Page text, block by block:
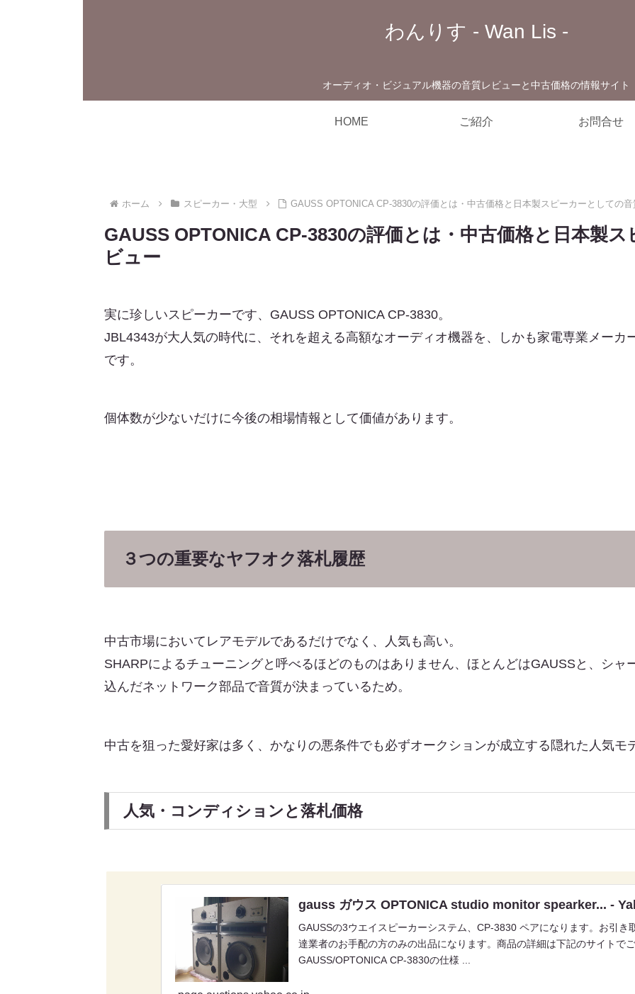
わんりす - Wan Lis -
オーディオ・ビジュアル機器の音質レビューと中古価格の情報サイト
HOME ご紹介 お問合せ
ホーム スピーカー・大型 GAUSS OPTONICA CP-3830の評価とは・中古価格と日本製スピーカーとしての音
GAUSS OPTONICA CP-3830の評価とは・中古価格と日本製
ビュー
実に珍しいスピーカーです、GAUSS OPTONICA CP-3830。
JBL4343が大人気の時代に、それを超える高額なオーディオ機器を、しかも家電専業メーカ
です。
個体数が少ないだけに今後の相場情報として価値があります。
３つの重要なヤフオク落札履歴
中古市場においてレアモデルであるだけでなく、人気も高い。
SHARPによるチューニングと呼べるほどのものはありません、ほとんどはGAUSSと、シャ
込んだネットワーク部品で音質が決まっているため。
中古を狙った愛好家は多く、かなりの悪条件でも必ずオークションが成立する隠れた人気モ
人気・コンディションと落札価格
gauss ガウス OPTONICA studio monitor spearker... -
GAUSSの3ウエイスピーカーシステム、CP-3830 ペアになります。お引き
達業者のお手配の方のみの出品になります。商品の詳細は下記のサイトでご
GAUSS/OPTONICA CP-3830の仕様 ...